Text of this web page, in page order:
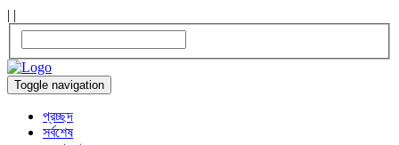
| |
Toggle navigation
প্রচ্ছদ
সর্বশেষ